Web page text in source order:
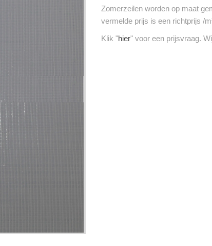
Zomerzeilen worden op maat
vermelde prijs is een richtprijs /
Klik "hier" voor een prijsvraag.